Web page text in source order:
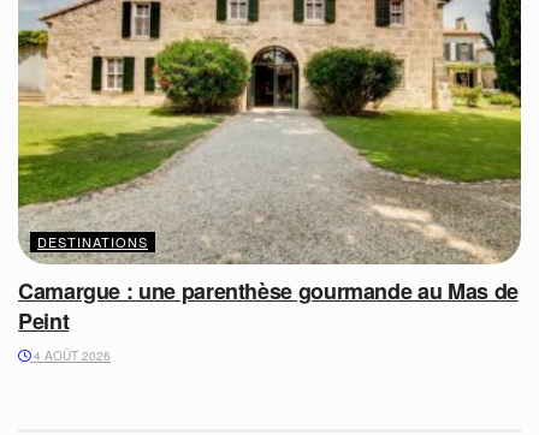
DESTINATIONS
Camargue : une parenthèse gourmande au Mas de
Peint
4 AOÛT 2026